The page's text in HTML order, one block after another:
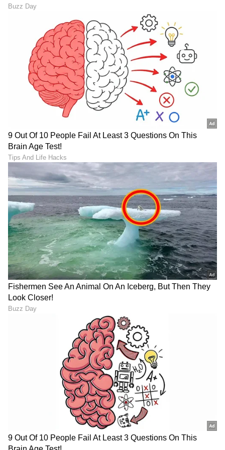
DOWNLOAD APP
RECOMMENDED STORIES
ದೇವೇಗೌಡ್ರ ಆಶೀರ್ವಾದ ಪಡೆದ
ಜೋಶ್​ನಲ್ಲಿ Bigg Boss ಜಾಹ್ನವಿ:
ನಗರಸಭೆ, ಜನರಿಗೆ ಫುಲ್​ ಕ್ಲಾಸ್​
ಸೀತಾರಾಮ ನಟಿ ವೈಷ್ಣವಿ ಗೌಡ
ಕೆನ್ನೆಗೆ ಎಲ್ಲರೆದುರೇ ಹೊಡೆದ ಪತಿ:
Amruthadhaare Serial:
ಶಕುನಿಮಾಮನ ಎಡವಟ್ಟು, ಇನ್ನು
ಆಗಬಾರದ್ದು ಆಗೋಯ್ತು
'ರವಿಮಾಮ..' ಎಂದೇ
ರವಿಚಂದ್ರನ್‌ಗೆ ಬರ್ತ್‌ಡೇ ವಿಶ್‌
ಮಾಡಿದ ಗೌರಿ ಶ್ರುತಿ
LATEST VIDEOS